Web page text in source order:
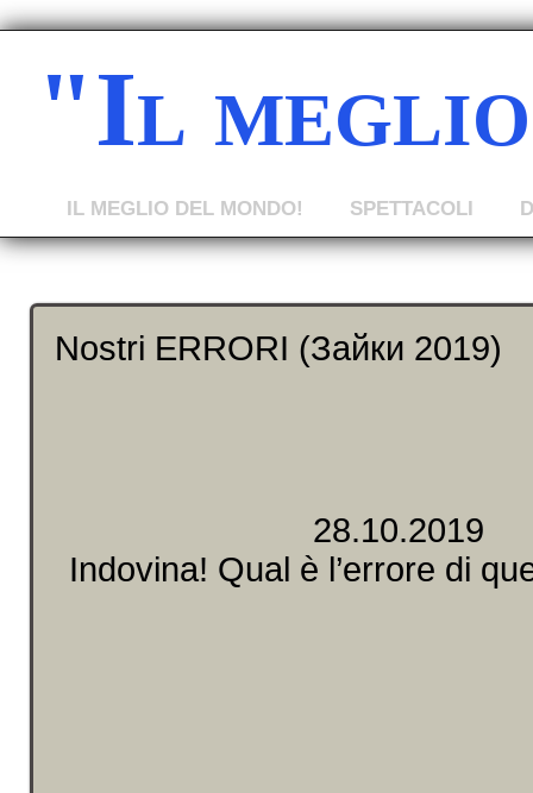
Nostri ERRORI (Зайки 2019)
28.10.2019
Indovina! Qual è l’errore di
"Il
IL MEGLIO DEL MONDO! SPETTACOLI